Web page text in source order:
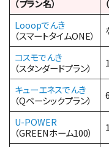
（プラン名）
Looopでんき
（スマートタイムONE）
コスモでんき
（スタンダードプラン）
キューエネスでんき
（Qベーシックプラン）
U-POWER
（GREENホーム100）